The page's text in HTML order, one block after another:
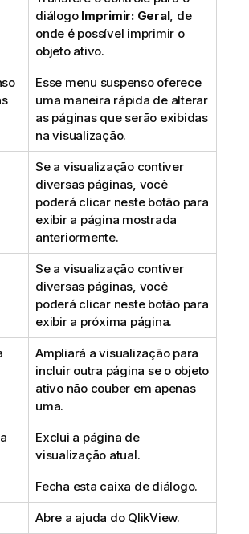
diálogo Imprimir: Geral, de
onde é possível imprimir o
objeto ativo.
Esse menu suspenso oferece
uma maneira rápida de alterar
as páginas que serão exibidas
na visualização.
Se a visualização contiver
diversas páginas, você
poderá clicar neste botão para
exibir a página mostrada
anteriormente.
Se a visualização contiver
diversas páginas, você
poderá clicar neste botão para
exibir a próxima página.
Ampliará a visualização para
incluir outra página se o objeto
ativo não couber em apenas
uma.
Exclui a página de
visualização atual.
Fecha esta caixa de diálogo.
Abre a ajuda do QlikView.